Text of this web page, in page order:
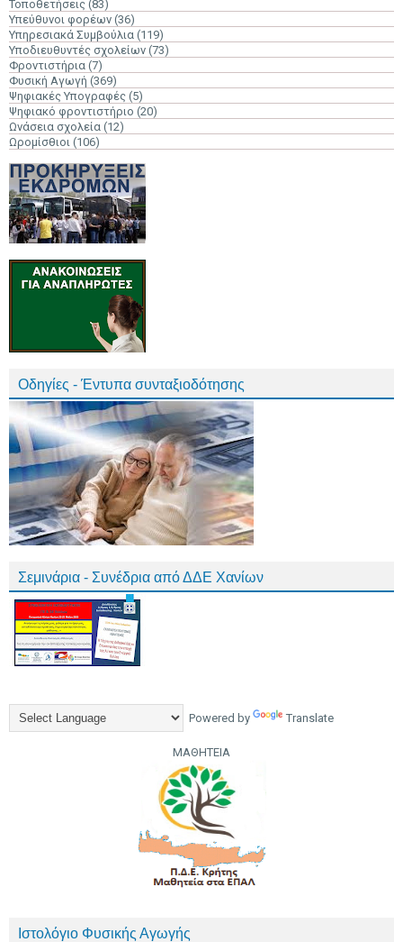
Τοποθετήσεις (83)
Υπεύθυνοι φορέων (36)
Υπηρεσιακά Συμβούλια (119)
Υποδιευθυντές σχολείων (73)
Φροντιστήρια (7)
Φυσική Αγωγή (369)
Ψηφιακές Υπογραφές (5)
Ψηφιακό φροντιστήριο (20)
Ωνάσεια σχολεία (12)
Ωρομίσθιοι (106)
Οδηγίες - Έντυπα συνταξιοδότησης
Σεμινάρια - Συνέδρια από ΔΔΕ Χανίων
Powered by Translate
ΜΑΘΗΤΕΙΑ
Ιστολόγιο Φυσικής Αγωγής